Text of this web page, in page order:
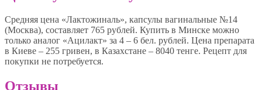
Средняя цена «Лактожиналь», капсулы вагинальные №14
(Москва), составляет 765 рублей. Купить в Минске можно
только аналог «Ацилакт» за 4 – 6 бел. рублей. Цена препарата
в Киеве – 255 гривен, в Казахстане – 8040 тенге. Рецепт для
покупки не потребуется.
Отзывы